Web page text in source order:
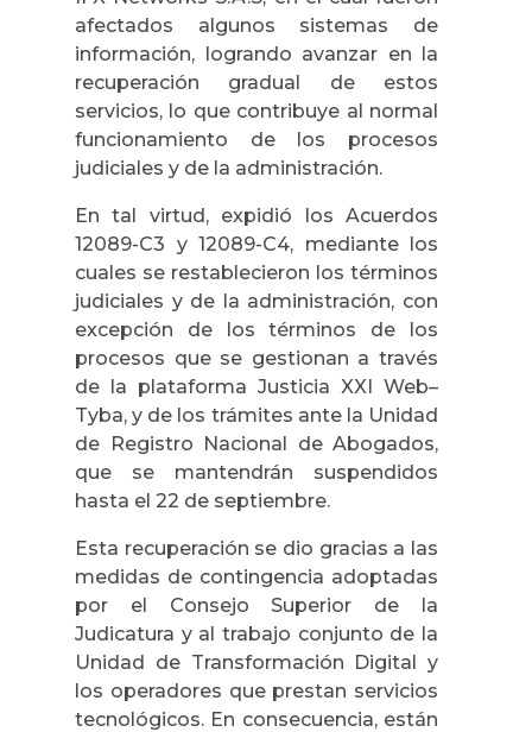
afectados algunos sistemas de
información, logrando avanzar en la
recuperación gradual de estos
servicios, lo que contribuye al normal
funcionamiento de los procesos
judiciales y de la administración.
En tal virtud, expidió los Acuerdos
12089-C3 y 12089-C4, mediante los
cuales se restablecieron los términos
judiciales y de la administración, con
excepción de los términos de los
procesos que se gestionan a través
de la plataforma Justicia XXI Web–
Tyba, y de los trámites ante la Unidad
de Registro Nacional de Abogados,
que se mantendrán suspendidos
hasta el 22 de septiembre.
Esta recuperación se dio gracias a las
medidas de contingencia adoptadas
por el Consejo Superior de la
Judicatura y al trabajo conjunto de la
Unidad de Transformación Digital y
los operadores que prestan servicios
tecnológicos. En consecuencia, están